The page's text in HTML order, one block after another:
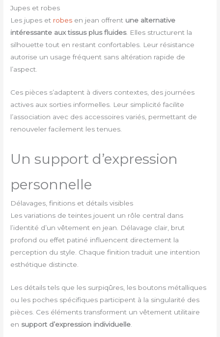
Jupes et robes
Les jupes et robes en jean offrent une alternative
intéressante aux tissus plus fluides. Elles structurent la
silhouette tout en restant confortables. Leur résistance
autorise un usage fréquent sans altération rapide de
l’aspect.
Ces pièces s’adaptent à divers contextes, des journées
actives aux sorties informelles. Leur simplicité facilite
l’association avec des accessoires variés, permettant de
renouveler facilement les tenues.
Un support d’expression
personnelle
Délavages, finitions et détails visibles
Les variations de teintes jouent un rôle central dans
l’identité d’un vêtement en jean. Délavage clair, brut
profond ou effet patiné influencent directement la
perception du style. Chaque finition traduit une intention
esthétique distincte.
Les détails tels que les surpiqûres, les boutons métalliques
ou les poches spécifiques participent à la singularité des
pièces. Ces éléments transforment un vêtement utilitaire
en support d’expression individuelle